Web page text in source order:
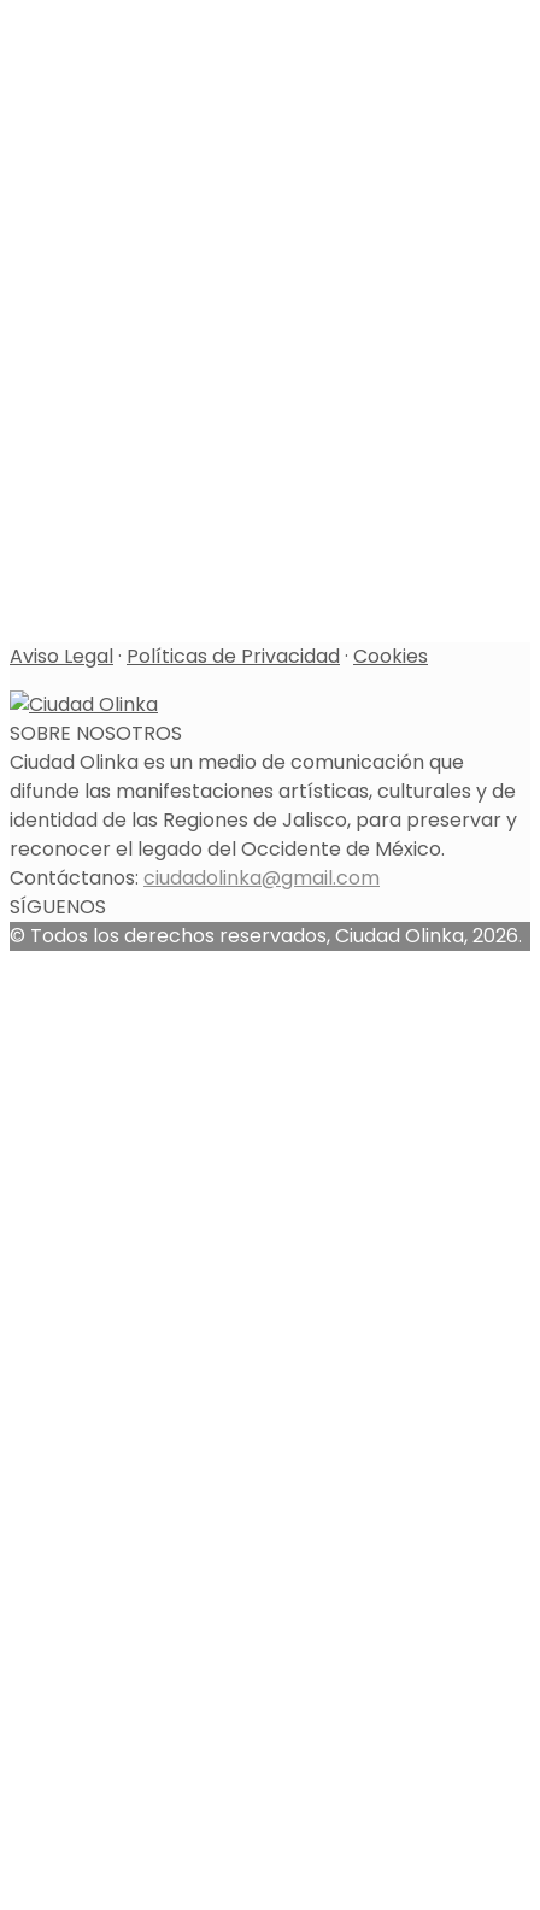
Aviso Legal· Políticas de Privacidad· Cookies
SOBRE NOSOTROS
Ciudad Olinka es un medio de comunicación que
difunde las manifestaciones artísticas, culturales y de
identidad de las Regiones de Jalisco, para preservar y
reconocer el legado del Occidente de México.
Contáctanos: ciudadolinka@gmail.com
SÍGUENOS
© Todos los derechos reservados, Ciudad Olinka, 2026.